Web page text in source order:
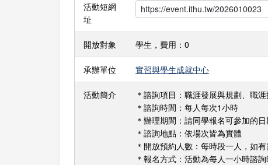
活動短網
址
開放對象 學生，費用：0
承辦單位 實習與學生成就中心
活動簡介
＊諮詢項目：職涯發展與規劃、職
＊諮詢時間：每人每次1小時
＊辦理期間：請同學報名可參加的
＊諮詢地點：依場次皆為實體
＊開放預約人數：每時段一人，如
＊報名方式：活動為每人一小時諮